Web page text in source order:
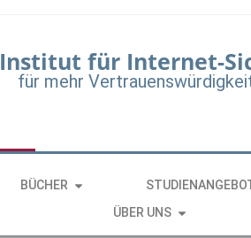
Institut für Internet-
für mehr
BÜCHER
ÜBER UNS